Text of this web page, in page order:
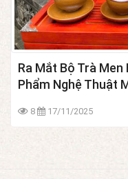
Ra Mắt Bộ Trà Men
Phẩm Nghệ Thuật
8 17/11/2025